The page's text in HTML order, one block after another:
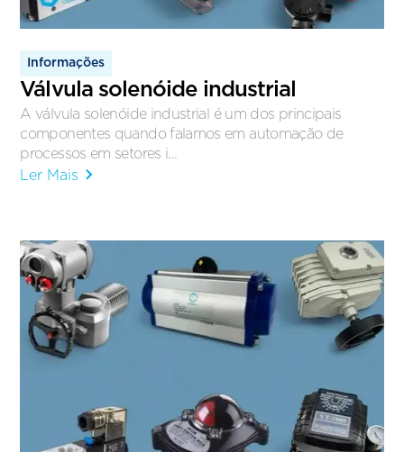
Informações
Válvula solenóide industrial
A válvula solenóide industrial é um dos principais
componentes quando falamos em automação de
processos em setores i...
Ler Mais